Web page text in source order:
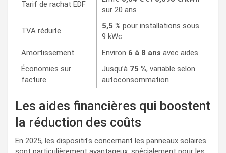
Tarif de rachat EDF
sur 20 ans
TVA réduite
5,5 % pour installations sous
9 kWc
Amortissement
Environ 6 à 8 ans avec aides
Économies sur
facture
Jusqu’à 75 %, variable selon
autoconsommation
Les aides financières qui boostent
la réduction des coûts
En 2025, les dispositifs concernant les panneaux solaires